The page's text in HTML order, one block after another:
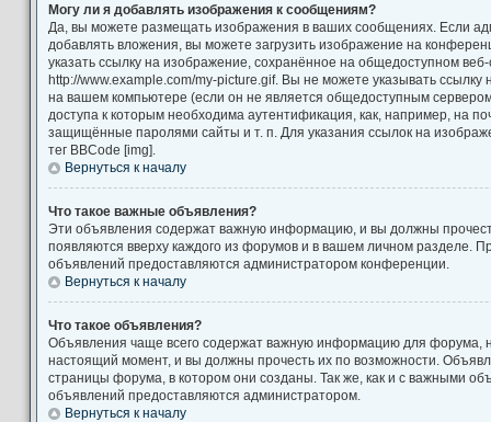
Могу ли я добавлять изображения к сообщениям?
Да, вы можете размещать изображения в ваших сообщениях. Если
добавлять вложения, вы можете загрузить изображение на
указать ссылку на изображение, сохранённое на общедоступном
http://www.example.com/my-picture.gif. Вы не можете указывать
на вашем компьютере (если он не является общедоступным
доступа к которым необходима аутентификация, как, например, на
защищённые паролями сайты и т. п. Для указания ссылок на
тег BBCode [img].
Вернуться к началу
Что такое важные объявления?
Эти объявления содержат важную информацию, и вы должны
появляются вверху каждого из форумов и в вашем личном разделе.
объявлений предоставляются администратором конференции.
Вернуться к началу
Что такое объявления?
Объявления чаще всего содержат важную информацию для форума,
настоящий момент, и вы должны прочесть их по возможности.
страницы форума, в котором они созданы. Так же, как и с важными
объявлений предоставляются администратором.
Вернуться к началу